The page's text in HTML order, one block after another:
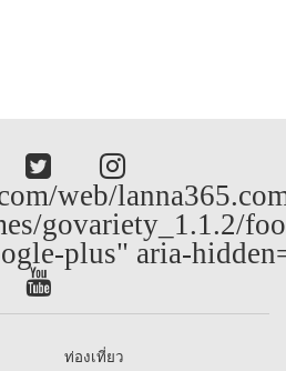
web/
govariety_1.1.2/
plus" aria-
ท่องเที่ยว